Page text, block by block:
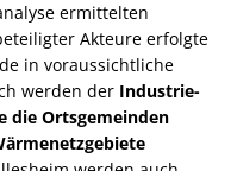
ermittelten
Akteure erfolgte
in voraussichtliche
werden der Industrie-
die Ortsgemeinden